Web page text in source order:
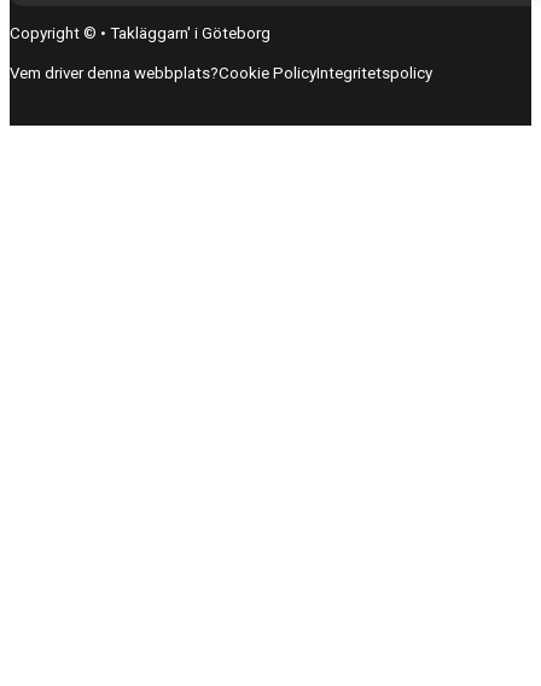
Copyright © • Takläggarn' i Göteborg
Vem driver denna webbplats?Cookie PolicyIntegritetspolicy